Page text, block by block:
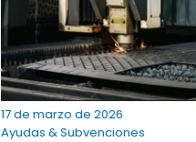
17 de marzo de 2026
Ayudas & Subvenciones